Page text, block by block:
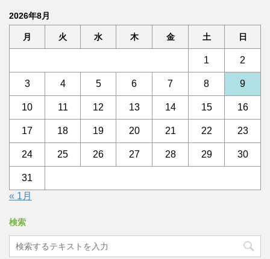
2026年8月
月 火 水 木 金 土 日
1 2
3 4 5 6 7 8 9
10 11 12 13 14 15 16
17 18 19 20 21 22 23
24 25 26 27 28 29 30
31
« 1月
検索